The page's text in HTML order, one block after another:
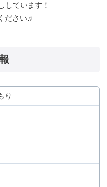
ています！
ださい♬
り